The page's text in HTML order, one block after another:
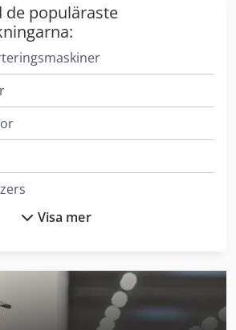
de populäraste
För Fyllning Av Behållare
Visa mer